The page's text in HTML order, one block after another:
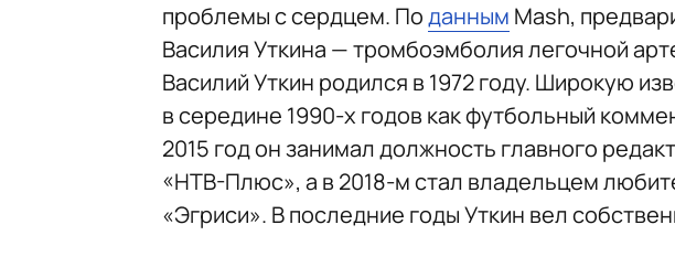
проблемы с сердцем. Поданным Mash,
Василия Уткина — тромбоэмболия легочной
Василий Уткин родился в 1972 году. Широкую
в середине 1990-х годов как футбольный
2015 год он занимал должность главного
«НТВ-Плюс», а в 2018-м стал владельцем
«Эгриси». В последние годы Уткин вел